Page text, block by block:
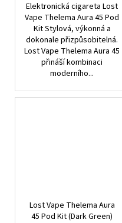
Elektronická cigareta Lost
Vape Thelema Aura 45 Pod
Kit Stylová, výkonná a
dokonale přizpůsobitelná.
Lost Vape Thelema Aura 45
přináší kombinaci
moderního...
Lost Vape Thelema Aura
45 Pod Kit (Dark Green)